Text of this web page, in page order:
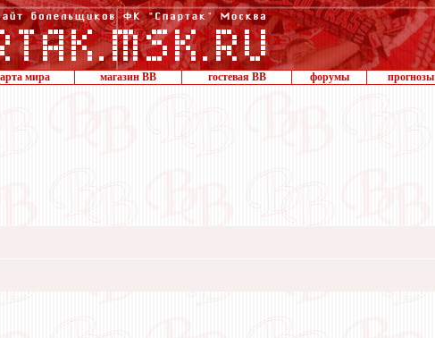
мира магазин ВВ гостевая ВВ форумы прогнозы